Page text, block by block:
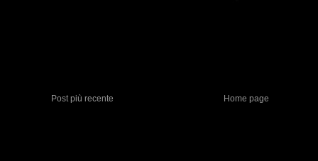
Post più recente Home page